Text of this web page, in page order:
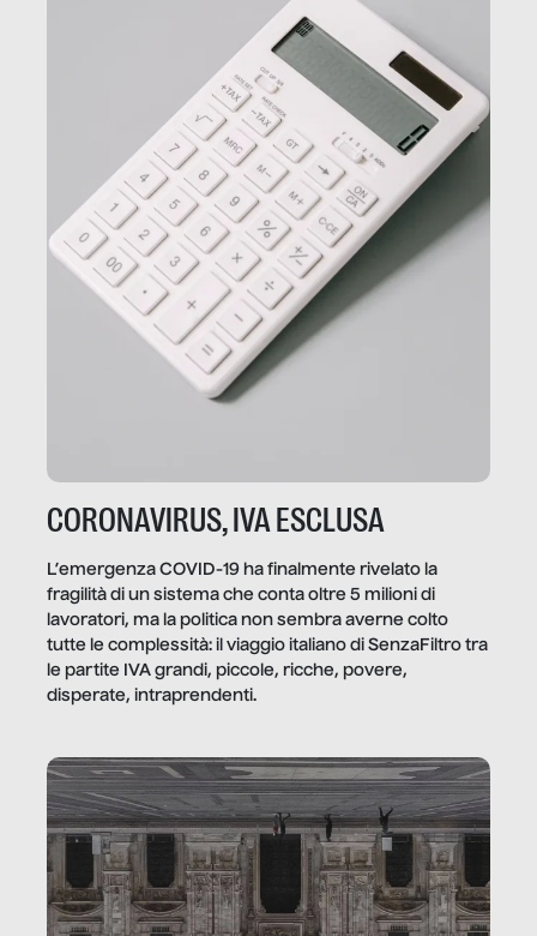
CORONAVIRUS, IVA ESCLUSA
L’emergenza COVID-19 ha finalmente rivelato la
fragilità di un sistema che conta oltre 5 milioni di
lavoratori, ma la politica non sembra averne colto
tutte le complessità: il viaggio italiano di SenzaFiltro tra
le partite IVA grandi, piccole, ricche, povere,
disperate, intraprendenti.